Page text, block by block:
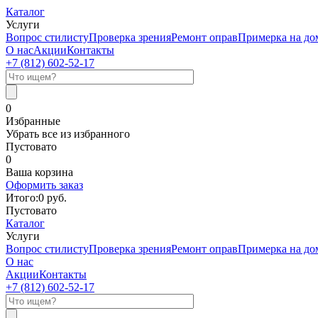
Каталог
Услуги
Вопрос стилистуПроверка зренияРемонт оправПримерка на
О насАкцииКонтакты
+7 (812) 602-52-17
0
Избранные
Убрать все из избранного
Пустовато
0
Ваша корзина
Оформить заказ
Итого:0 руб.
Пустовато
Каталог
Услуги
Вопрос стилистуПроверка зренияРемонт оправПримерка на
О нас
АкцииКонтакты
+7 (812) 602-52-17